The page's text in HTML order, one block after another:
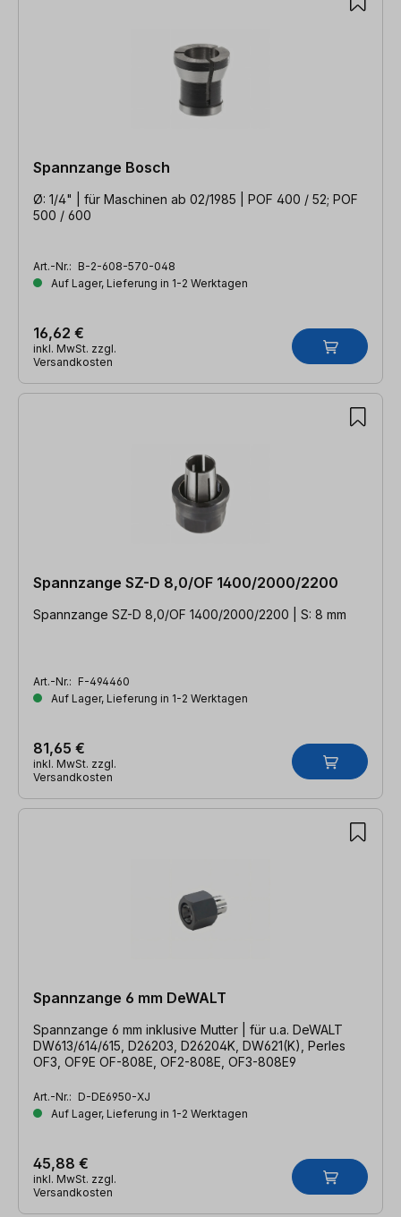
Spannzange Bosch
Ø: 1/4" | für Maschinen ab 02/1985 | POF 400 / 52; POF
500 / 600
Art.-Nr.: B-2-608-570-048
Auf Lager, Lieferung in 1-2 Werktagen
16,62 €
inkl. MwSt. zzgl.
Versandkosten
Spannzange SZ-D 8,0/OF 1400/2000/2200
Spannzange SZ-D 8,0/OF 1400/2000/2200 | S: 8 mm
Art.-Nr.: F-494460
Auf Lager, Lieferung in 1-2 Werktagen
81,65 €
inkl. MwSt. zzgl.
Versandkosten
Spannzange 6 mm DeWALT
Spannzange 6 mm inklusive Mutter | für u.a. DeWALT
DW613/614/615, D26203, D26204K, DW621(K), Perles
OF3, OF9E OF-808E, OF2-808E, OF3-808E9
Art.-Nr.: D-DE6950-XJ
Auf Lager, Lieferung in 1-2 Werktagen
45,88 €
inkl. MwSt. zzgl.
Versandkosten